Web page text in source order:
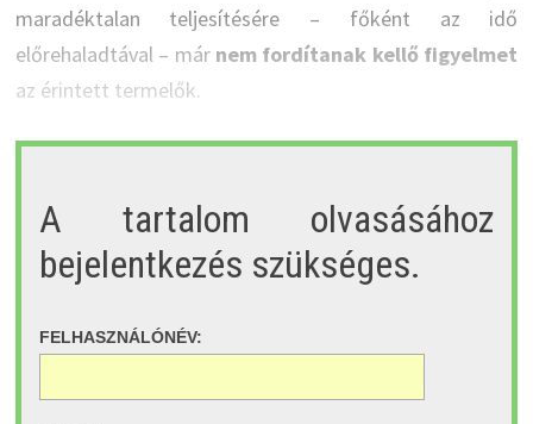
maradéktalan teljesítésére – főként az idő
előrehaladtával – már nem fordítanak kellő figyelmet
az érintett termelők.
A tartalom olvasásához
bejelentkezés szükséges.
FELHASZNÁLÓNÉV: